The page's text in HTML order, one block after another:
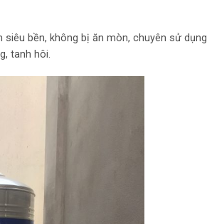
bền, không bị ăn mòn, chuyên sử dụng
tanh hôi.